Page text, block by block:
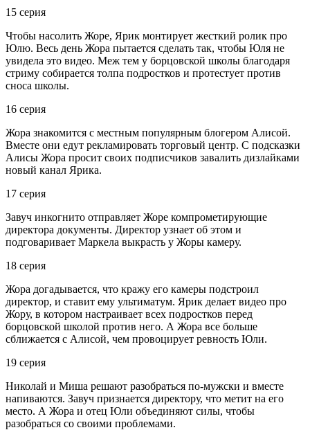
15 серия
Чтобы насолить Жоре, Ярик монтирует жесткий ролик про
Юлю. Весь день Жора пытается сделать так, чтобы Юля не
увидела это видео. Меж тем у борцовской школы благодаря
стриму собирается толпа подростков и протестует против
сноса школы.
16 серия
Жора знакомится с местным популярным блогером Алисой.
Вместе они едут рекламировать торговый центр. С подсказки
Алисы Жора просит своих подписчиков завалить дизлайками
новый канал Ярика.
17 серия
Завуч инкогнито отправляет Жоре компрометирующие
директора документы. Директор узнает об этом и
подговаривает Маркела выкрасть у Жоры камеру.
18 серия
Жора догадывается, что кражу его камеры подстроил
директор, и ставит ему ультиматум. Ярик делает видео про
Жору, в котором настраивает всех подростков перед
борцовской школой против него. А Жора все больше
сближается с Алисой, чем провоцирует ревность Юли.
19 серия
Николай и Миша решают разобраться по-мужски и вместе
напиваются. Завуч признается директору, что метит на его
место. А Жора и отец Юли объединяют силы, чтобы
разобраться со своими проблемами.